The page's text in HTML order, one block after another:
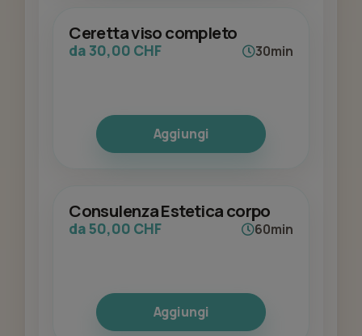
Ceretta viso completo
da 30,00 CHF 30min
Aggiungi
Consulenza Estetica corpo
da 50,00 CHF 60min
Aggiungi